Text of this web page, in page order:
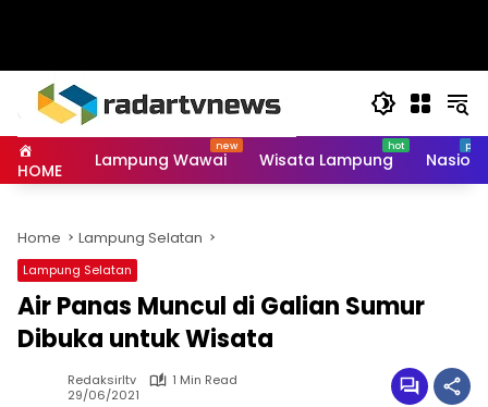
HOME Lampung Wawai Wisata Lampung
Home Lampung Selatan
Lampung Selatan
Air Panas Muncul di Galian Sumur
Dibuka untuk Wisata
Redaksirltv
1 Min Read
29/06/2021